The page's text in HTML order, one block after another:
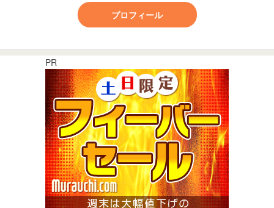
プロフィール
PR